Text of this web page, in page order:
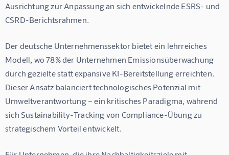
Ausrichtung zur Anpassung an sich entwickelnde ESRS- und
CSRD-Berichtsrahmen.
Der deutsche Unternehmenssektor bietet ein lehrreiches
Modell, wo 78% der Unternehmen Emissionsüberwachung
durch gezielte statt expansive KI-Bereitstellung erreichten.
Dieser Ansatz balanciert technologisches Potenzial mit
Umweltverantwortung – ein kritisches Paradigma, während
sich Sustainability-Tracking von Compliance-Übung zu
strategischem Vorteil entwickelt.